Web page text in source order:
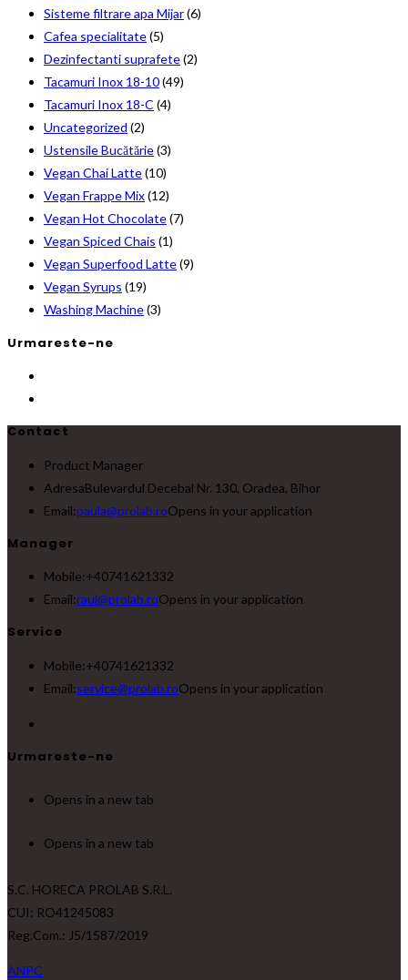
Sisteme filtrare apa Mijar(6)
Cafea specialitate(5)
Dezinfectanti suprafete(2)
Tacamuri Inox 18-10(49)
Tacamuri Inox 18-C (4)
Uncategorized (2)
Ustensile Bucătărie(3)
Vegan Chai Latte(10)
Vegan Frappe Mix(12)
Vegan Hot Chocolate(7)
Vegan Spiced Chais (1)
Vegan Superfood Latte(9)
Vegan Syrups (19)
Washing Machine(3)
Urmareste-ne
Contact
Product Manager
AdresaBulevardul Decebal Nr. 130, Oradea, Bihor
Email:paula@prolab.roOpens in your application
Manager
Mobile:+40741621332
Email:raul@prolab.roOpens in your application
Service
Mobile:+40741621332
Email:service@prolab.roOpens in your application
Urmareste-ne
Opens in a new tab
Opens in a new tab
S.C. HORECA PROLAB S.R.L.
CUI: RO41245083
Reg.Com.: J5/1587/2019
ANPC